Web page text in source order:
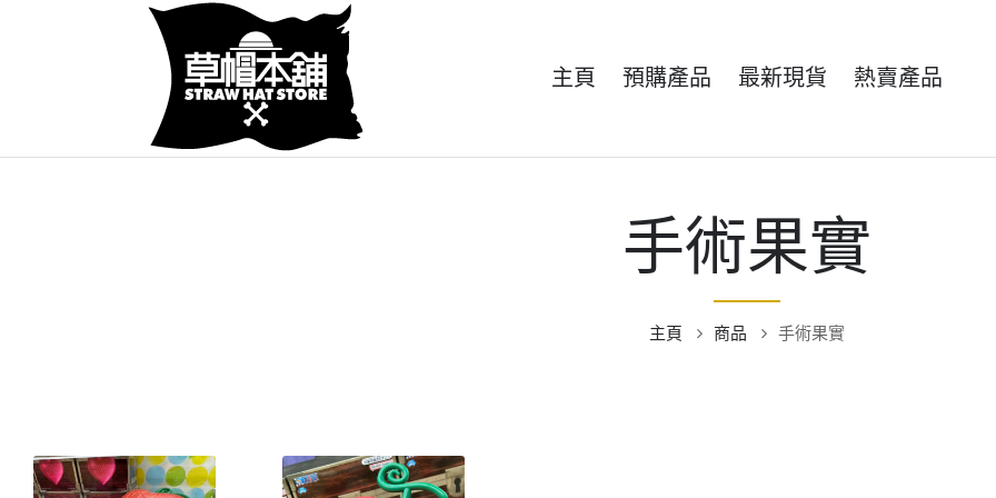
主頁 預購產品 最新現貨 熱賣產品
手術果實
主頁 商品 手術果實